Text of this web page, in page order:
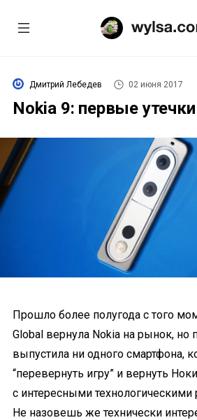
Дмитрий Лебедев 02 июня 2017
Nokia 9: первые утечки
Прошло более полугода с того
Global вернула Nokia на рынок, но
выпустила ни одного смартфона,
“перевернуть игру” и вернуть
с интересными
Не назовешь же технически